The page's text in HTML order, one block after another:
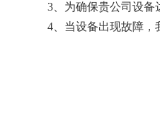
3、为确保贵公司设备
4、当设备出现故障，